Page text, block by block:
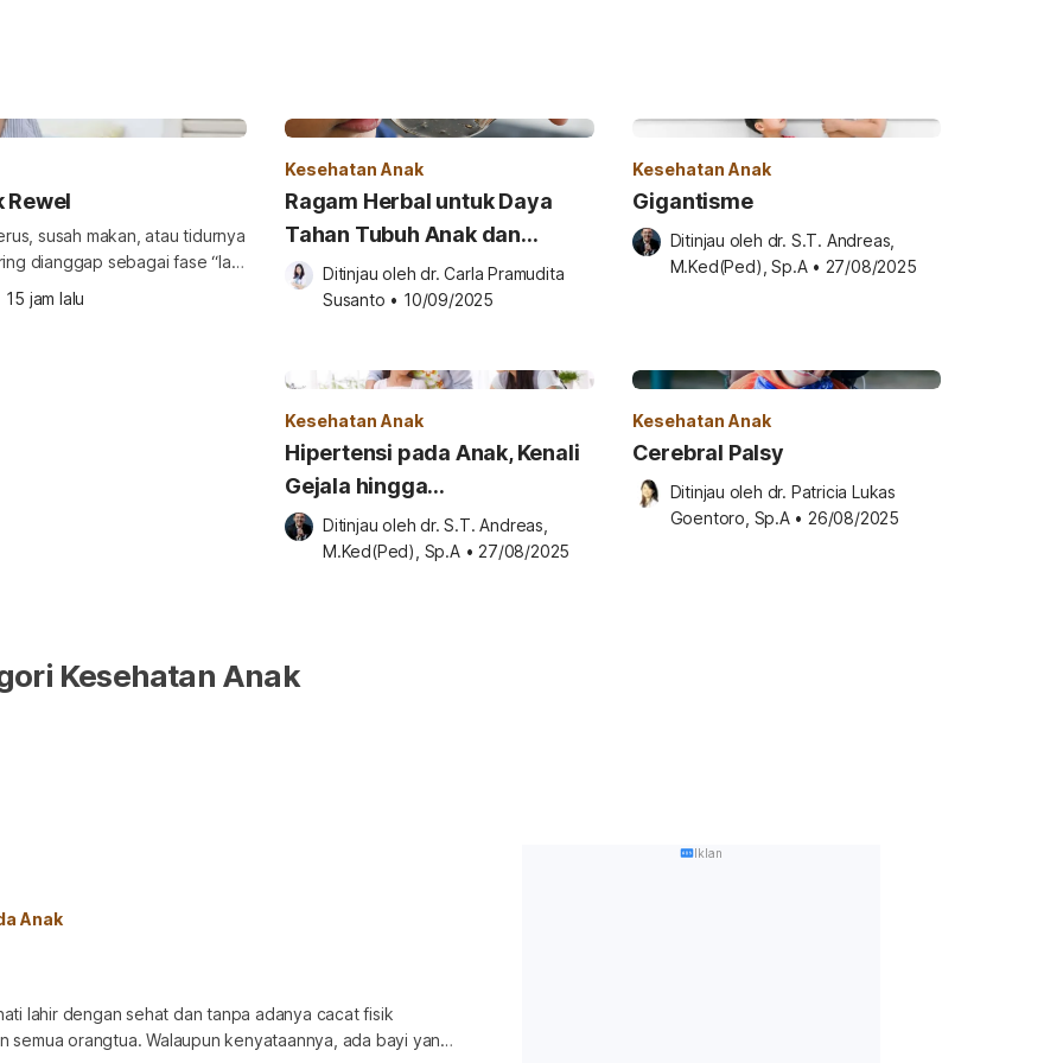
Rewel
susah makan, atau tidurnya
dianggap sebagai fase “lagi
Karena itu, penting bagi
15 jam lalu
Kesehatan Anak
Ragam Herbal untuk Daya
Tahan Tubuh Anak dan
Keluarga Saat Cuaca Ekstrem
Ditinjau oleh dr. Carla Pramudita
Susanto • 10/09/2025
Kesehatan Anak
Gigantisme
Ditinjau oleh dr. S.T. Andreas,
M.Ked(Ped), Sp.A • 27/08/2025
Kesehatan Anak
Hipertensi pada Anak, Kenali
Gejala hingga
Pengobatannya
Ditinjau oleh dr. S.T. Andreas,
M.Ked(Ped), Sp.A • 27/08/2025
Kesehatan Anak
Cerebral Palsy
Ditinjau oleh dr. Patricia Lukas
Goentoro, Sp.A • 26/08/2025
Kesehatan Anak
Anak
lahir dengan sehat dan tanpa adanya cacat fisik
semua orangtua. Walaupun kenyataannya, ada bayi yang
Iklan